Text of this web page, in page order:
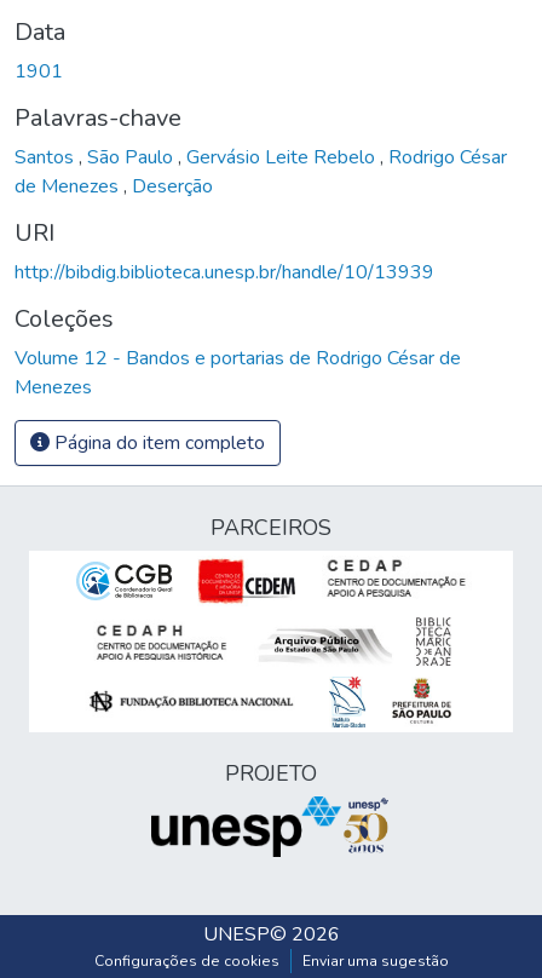
Data
1901
Palavras-chave
Santos , São Paulo , Gervásio Leite Rebelo , Rodrigo César
de Menezes , Deserção
URI
http://bibdig.biblioteca.unesp.br/handle/10/13939
Coleções
Volume 12 - Bandos e portarias de Rodrigo César de
Menezes
Página do item completo
PARCEIROS
PROJETO
UNESP© 2026
Configurações de cookies Enviar uma sugestão